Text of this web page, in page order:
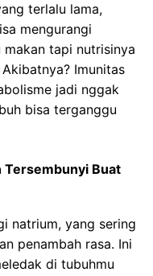
terlalu lama,
mengurangi
tapi nutrisinya
Imunitas
jadi nggak
bisa terganggu
Tersembunyi Buat
natrium, yang sering
penambah rasa. Ini
di tubuhmu